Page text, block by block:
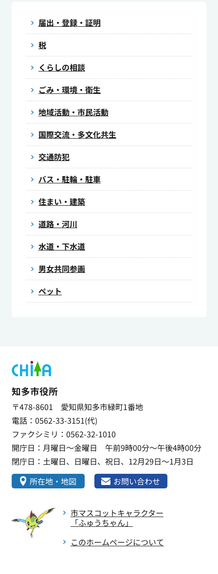
届出・登録・証明
税
くらしの相談
ごみ・環境・衛生
地域活動・市民活動
国際交流・多文化共生
交通防犯
バス・駐輪・駐車
住まい・建築
道路・河川
水道・下水道
男女共同参画
ペット
知多市役所
〒478-8601 愛知県知多市緑町1番地
電話：0562-33-3151(代)
ファクシミリ：0562-32-1010
開庁日：月曜日～金曜日 午前9時00分～午後4時00分
閉庁日：土曜日、日曜日、祝日、12月29日～1月3日
所在地・地図
お問い合わせ
市マスコットキャラクター
「ふゅうちゃん」
このホームページについて